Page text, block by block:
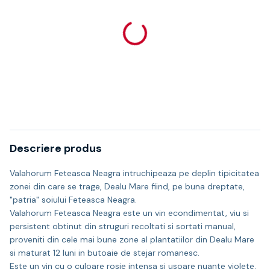
Descriere produs
Valahorum Feteasca Neagra intruchipeaza pe deplin tipicitatea
zonei din care se trage, Dealu Mare fiind, pe buna dreptate,
"patria" soiului Feteasca Neagra.
Valahorum Feteasca Neagra este un vin econdimentat, viu si
persistent obtinut din struguri recoltati si sortati manual,
proveniti din cele mai bune zone al plantatiilor din Dealu Mare
si maturat 12 luni in butoaie de stejar romanesc.
Este un vin cu o culoare rosie intensa si usoare nuante violete.